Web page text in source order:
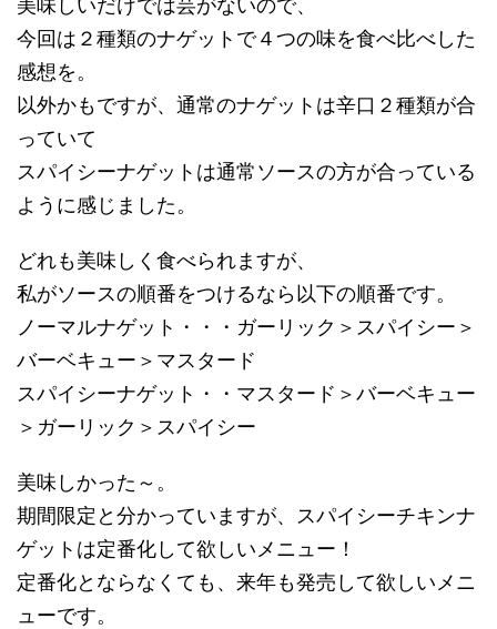
美味しいだけでは芸がないので、
今回は２種類のナゲットで４つの味を食べ比べした
感想を。
以外かもですが、通常のナゲットは辛口２種類が合
っていて
スパイシーナゲットは通常ソースの方が合っている
ように感じました。
どれも美味しく食べられますが、
私がソースの順番をつけるなら以下の順番です。
ノーマルナゲット・・・ガーリック＞スパイシー＞
バーベキュー＞マスタード
スパイシーナゲット・・マスタード＞バーベキュー
＞ガーリック＞スパイシー
美味しかった～。
期間限定と分かっていますが、スパイシーチキンナ
ゲットは定番化して欲しいメニュー！
定番化とならなくても、来年も発売して欲しいメニ
ューです。